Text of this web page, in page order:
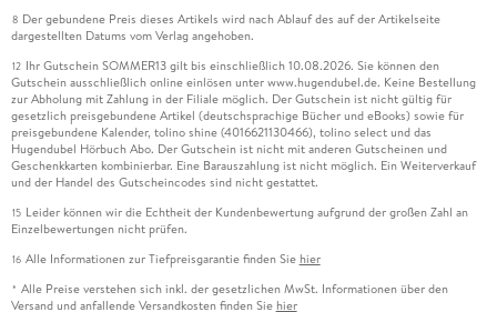
8 Der gebundene Preis dieses Artikels wird nach Ablauf des auf der Artikelseite
dargestellten Datums vom Verlag angehoben.
12 Ihr Gutschein SOMMER13 gilt bis einschließlich 10.08.2026. Sie können den
Gutschein ausschließlich online einlösen unter www.hugendubel.de. Keine Bestellung
zur Abholung mit Zahlung in der Filiale möglich. Der Gutschein ist nicht gültig für
gesetzlich preisgebundene Artikel (deutschsprachige Bücher und eBooks) sowie für
preisgebundene Kalender, tolino shine (4016621130466), tolino select und das
Hugendubel Hörbuch Abo. Der Gutschein ist nicht mit anderen Gutscheinen und
Geschenkkarten kombinierbar. Eine Barauszahlung ist nicht möglich. Ein Weiterverkauf
und der Handel des Gutscheincodes sind nicht gestattet.
15 Leider können wir die Echtheit der Kundenbewertung aufgrund der großen Zahl an
Einzelbewertungen nicht prüfen.
16 Alle Informationen zur Tiefpreisgarantie finden Sie hier
* Alle Preise verstehen sich inkl. der gesetzlichen MwSt. Informationen über den
Versand und anfallende Versandkosten finden Sie hier